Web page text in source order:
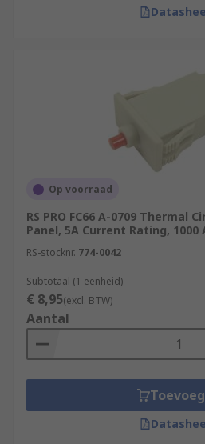
Op voorraad
RS PRO FC66 A-0709 Thermal
Panel, 5A Current Rating, 1000
RS-stocknr. 774-0042
Subtotaal (1 eenheid)
€ 8,95(excl. BTW)
Aantal